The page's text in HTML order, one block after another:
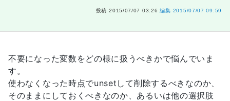
投稿 2015/07/07 03:26 編集 2015/07/07 09:59
不要になった変数をどの様に扱うべきかで悩んでいま
す。
使わなくなった時点でunsetして削除するべきなのか、
そのままにしておくべきなのか、あるいは他の選択肢